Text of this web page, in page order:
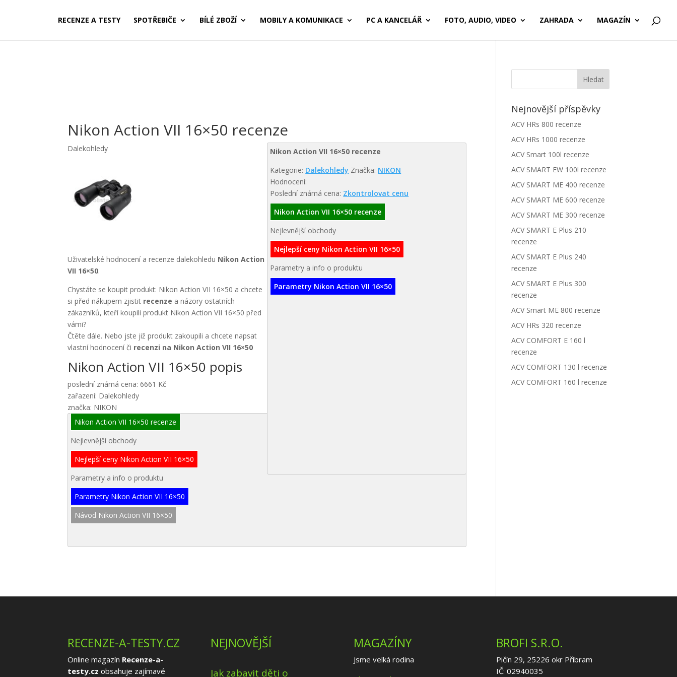
RECENZE A TESTY SPOTŘEBIČE BÍLÉ ZBOŽÍ MOBILY A KOMUNIKACE PC A KANCELÁŘ FOTO, AUDIO, VIDEO ZAHRADA MAGAZÍN
Nikon Action VII 16×50 recenze
Nikon Action VII 16×50 recenze
Kategorie: Dalekohledy Značka: NIKON
Hodnocení:
Poslední známá cena: Zkontrolovat cenu
Nikon Action VII 16×50 recenze
Nejlevnější obchody
Nejlepší ceny Nikon Action VII 16×50
Parametry a info o produktu
Parametry Nikon Action VII 16×50
Dalekohledy
Uživatelské hodnocení a recenze dalekohledu Nikon Action
VII 16×50.
Chystáte se koupit produkt: Nikon Action VII 16×50 a chcete
si před nákupem zjistit recenze a názory ostatních
zákazníků, kteří koupili produkt Nikon Action VII 16×50 před
vámi?
Čtěte dále. Nebo jste již produkt zakoupili a chcete napsat
vlastní hodnocení či recenzi na Nikon Action VII 16×50
Nikon Action VII 16×50 popis
poslední známá cena: 6661 Kč
zařazení: Dalekohledy
značka: NIKON
Nikon Action VII 16×50 recenze
Nejlevnější obchody
Nejlepší ceny Nikon Action VII 16×50
Parametry a info o produktu
Parametry Nikon Action VII 16×50
Návod Nikon Action VII 16×50
Nejnovější příspěvky
ACV HRs 800 recenze
ACV HRs 1000 recenze
ACV Smart 100l recenze
ACV SMART EW 100l recenze
ACV SMART ME 400 recenze
ACV SMART ME 600 recenze
ACV SMART ME 300 recenze
ACV SMART E Plus 210
recenze
ACV SMART E Plus 240
recenze
ACV SMART E Plus 300
recenze
ACV Smart ME 800 recenze
ACV HRs 320 recenze
ACV COMFORT E 160 l
recenze
ACV COMFORT 130 l recenze
ACV COMFORT 160 l recenze
RECENZE-A-TESTY.CZ
Online magazín Recenze-a-
testy.cz obsahuje zajímavé
NEJNOVĚJŠÍ
Jak zabavit děti o
MAGAZÍNY
Jsme velká rodina
BROFI S.R.O.
Pičín 29, 25226 okr Příbram
IČ: 02940035